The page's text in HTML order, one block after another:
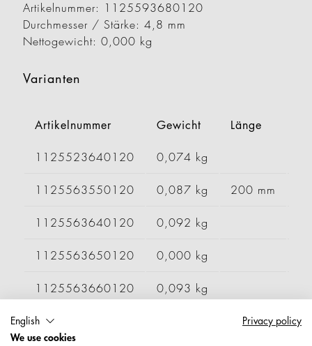
Artikelnummer: 1125593680120
Durchmesser / Stärke: 4,8 mm
Nettogewicht: 0,000 kg
Varianten
Artikelnummer Gewicht Länge
1125523640120 0,074 kg
1125563550120 0,087 kg 200 mm
1125563640120 0,092 kg
1125563650120 0,000 kg
1125563660120 0,093 kg
1125563680120
English
Privacy policy
We use cookies